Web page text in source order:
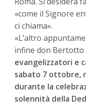
«come il Signore
ci chiama».
«L’altro
infine don Bertotto
evangelizzatori e
sabato 7 ottobre,
durante la
solennità della